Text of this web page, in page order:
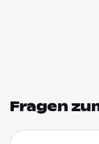
Fragen